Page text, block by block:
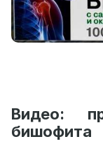
Видео:
бишофита